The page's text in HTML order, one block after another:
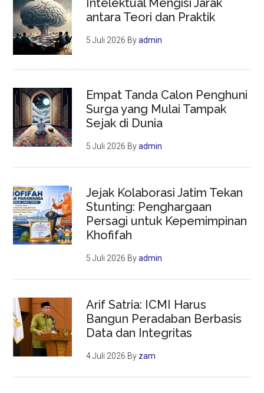
Intelektual Mengisi Jarak
antara Teori dan Praktik
5 Juli 2026 Byadmin
Empat Tanda Calon Penghuni
Surga yang Mulai Tampak
Sejak di Dunia
5 Juli 2026 Byadmin
Jejak Kolaborasi Jatim Tekan
Stunting: Penghargaan
Persagi untuk Kepemimpinan
Khofifah
5 Juli 2026 Byadmin
Arif Satria: ICMI Harus
Bangun Peradaban Berbasis
Data dan Integritas
4 Juli 2026 By zam